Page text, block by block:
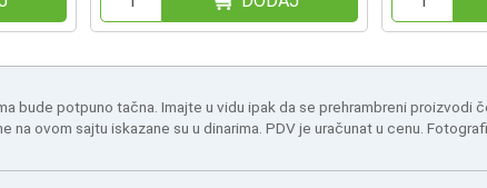
bude potpuno tačna. Imajte u vidu ipak da se prehrambreni
ovom sajtu iskazane su u dinarima. PDV je uračunat u cenu.